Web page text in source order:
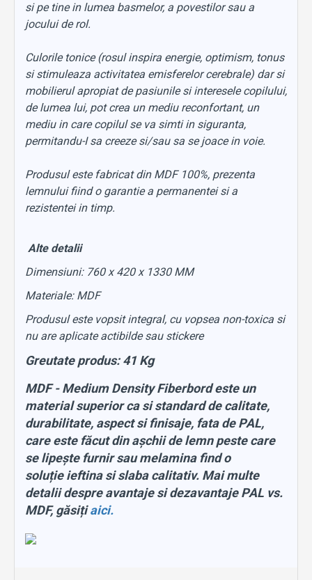
si pe tine in lumea basmelor, a povestilor sau a
jocului de rol.
Culorile tonice (rosul inspira energie, optimism, tonus
si stimuleaza activitatea emisferelor cerebrale) dar si
mobilierul apropiat de pasiunile si interesele copilului,
de lumea lui, pot crea un mediu reconfortant, un
mediu in care copilul se va simti in siguranta,
permitandu-I sa creeze si/sau sa se joace in voie.
Produsul este fabricat din MDF 100%, prezenta
lemnului fiind o garantie a permanentei si a
rezistentei in timp.
Alte detalii
Dimensiuni: 760 x 420 x 1330 MM
Materiale: MDF
Produsul este vopsit integral, cu vopsea non-toxica si
nu are aplicate actibilde sau stickere
Greutate produs: 41 Kg
MDF - Medium Density Fiberbord este un
material superior ca si standard de calitate,
durabilitate, aspect si finisaje, fata de PAL,
care este făcut din așchii de lemn peste care
se lipește furnir sau melamina find o
soluție ieftina si slaba calitativ. Mai multe
detalii despre avantaje si dezavantaje PAL vs.
MDF, găsițiaici.